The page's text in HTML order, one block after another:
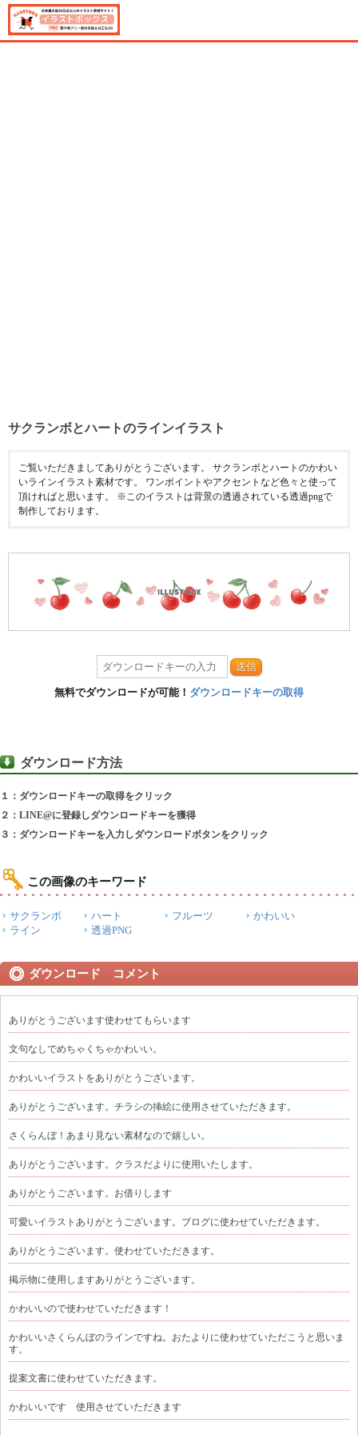
サクランボとハートのラインイラスト
ご覧いただきましてありがとうございます。 サクランボとハートのかわい
いラインイラスト素材です。 ワンポイントやアクセントなど色々と使って
頂ければと思います。 ※このイラストは背景の透過されている透過pngで
制作しております。
送信
無料でダウンロードが可能！ ダウンロードキーの取得
ダウンロード方法
１：ダウンロードキーの取得をクリック
２：LINE@に登録しダウンロードキーを獲得
３：ダウンロードキーを入力しダウンロードボタンをクリック
この画像のキーワード
サクランボ ハート フルーツ
かわいい
ライン
透過PNG
ダウンロード コメント
ありがとうございます使わせてもらいます
文句なしでめちゃくちゃかわいい。
かわいいイラストをありがとうございます。
ありがとうございます。チラシの挿絵に使用させていただきます。
さくらんぼ！あまり見ない素材なので嬉しい。
ありがとうございます。クラスだよりに使用いたします。
ありがとうございます。お借りします
可愛いイラストありがとうございます。ブログに使わせていただきます。
ありがとうございます。使わせていただきます。
掲示物に使用しますありがとうございます。
かわいいので使わせていただきます！
かわいいさくらんぼのラインですね。おたよりに使わせていただこうと思いま
す。
提案文書に使わせていただきます。
かわいいです 使用させていただきます